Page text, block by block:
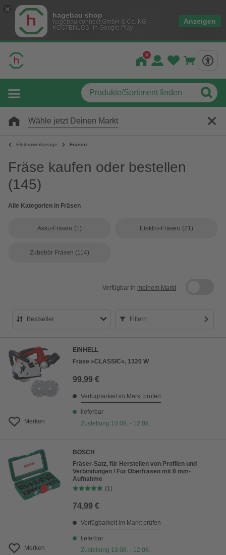
hagebau shop
hagebau connect GmbH & Co. KG
KOSTENLOS- In Google Play
Anzeigen
Wähle jetzt Deinen Markt
Elektrowerkzeuge Fräsen
Fräse kaufen oder bestellen
(145)
Alle Kategorien in Fräsen
Akku-Fräsen (1) Elektro-Fräsen (21)
Zubehör Fräsen (114)
Verfügbar in meinem Markt
Bestseller
Preis aufsteigend
Preis absteigend
Bewertung
Filtern
Merken
EINHELL
Fräse »CLASSIC«, 1320 W
99,99 €
Verfügbarkeit im Markt prüfen
lieferbar
Zustellung 10.08. - 12.08.
Merken
BOSCH
Fräser-Satz, für Herstellen von Profilen und
Verbindungen / Für Oberfräsen mit 8 mm-
Aufnahme
(1)
74,99 €
Verfügbarkeit im Markt prüfen
lieferbar
Zustellung 10.08. - 12.08.